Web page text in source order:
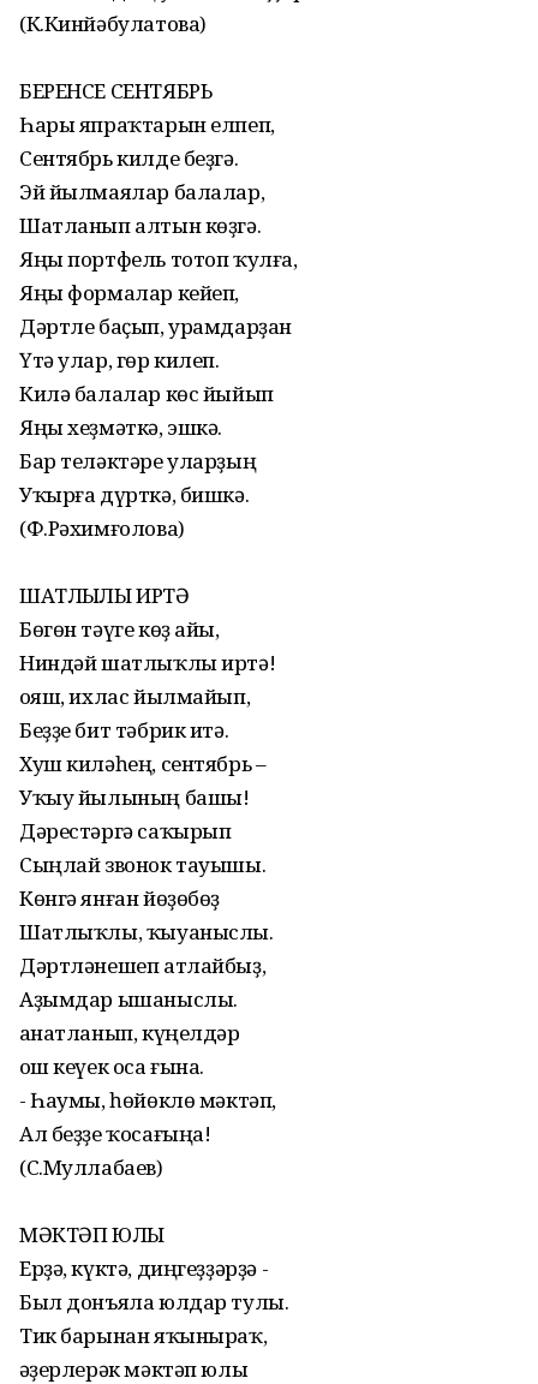
(К.Кинйәбулатова)
БЕРЕНСЕ СЕНТЯБРЬ
Һары япраҡтарын елпеп,
Сентябрь килде беҙгә.
Эй йылмаялар балалар,
Шатланып алтын көҙгә.
Яңы портфель тотоп ҡулға,
Яңы формалар кейеп,
Дәртле баҫып, урамдарҙан
Үтә улар, гөр килеп.
Килә балалар көс йыйып
Яңы хеҙмәткә, эшкә.
Бар теләктәре уларҙың
Уҡырға дүрткә, бишкә.
(Ф.Рәхимғолова)
ШАТЛЫҠЛЫ ИРТӘ
Бөгөн тәүге көҙ айы,
Ниндәй шатлыҡлы иртә!
Ҡояш, ихлас йылмайып,
Беҙҙе бит тәбрик итә.
Хуш киләһең, сентябрь –
Уҡыу йылының башы!
Дәрестәргә саҡырып
Сыңлай звонок тауышы.
Көнгә янған йөҙөбөҙ
Шатлыҡлы, ҡыуаныслы.
Дәртләнешеп атлайбыҙ,
Аҙымдар ышаныслы.
Ҡанатланып, күңелдәр
Ҡош кеүек оса ғына.
- Һаумы, һөйөклө мәктәп,
Ал беҙҙе ҡосағыңа!
(С.Муллабаев)
МӘКТӘП ЮЛЫ
Ерҙә, күктә, диңгеҙҙәрҙә -
Был донъяла юлдар тулы.
Тик барынан яҡыныраҡ,
Ҡәҙерлерәк мәктәп юлы